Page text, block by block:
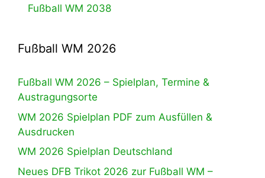
Fußball WM 2038
Fußball WM 2026
Fußball WM 2026 – Spielplan, Termine &
Austragungsorte
WM 2026 Spielplan PDF zum Ausfüllen &
Ausdrucken
WM 2026 Spielplan Deutschland
Neues DFB Trikot 2026 zur Fußball WM –